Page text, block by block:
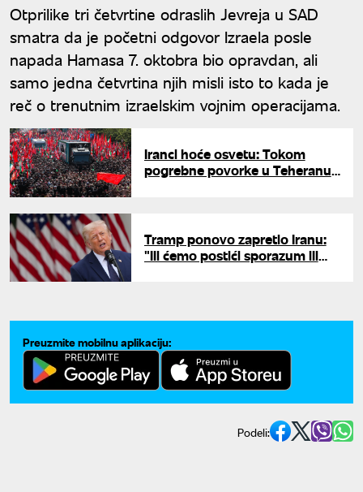
Otprilike tri četvrtine odraslih Jevreja u SAD
smatra da je početni odgovor Izraela posle
napada Hamasa 7. oktobra bio opravdan, ali
samo jedna četvrtina njih misli isto to kada je
reč o trenutnim izraelskim vojnim operacijama.
Iranci hoće osvetu: Tokom
pogrebne povorke u Teheranu
Tramp ponovo zapretio Iranu:
"Ili ćemo postići sporazum ili
Preuzmite mobilnu aplikaciju:
Podeli: